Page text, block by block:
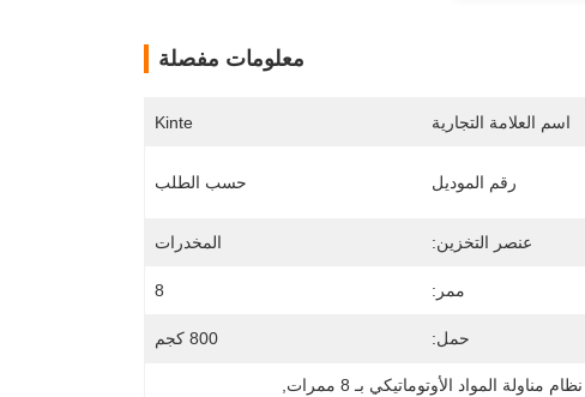
معلومات مفصلة
اسم العلامة التجارية Kinte
رقم الموديل حسب الطلب
عنصر التخزين: المخدرات
ممر: 8
حمل: 800 كجم
نظام مناولة المواد الأوتوماتيكي بـ 8 ممرات